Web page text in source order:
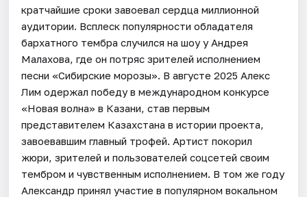
кратчайшие сроки завоевал сердца миллионной
аудитории. Всплеск популярности обладателя
бархатного тембра случился на шоу у Андрея
Малахова, где он потряс зрителей исполнением
песни «Сибирские морозы». В августе 2025 Алекс
Лим одержал победу в международном конкурсе
«Новая волна» в Казани, став первым
представителем Казахстана в истории проекта,
завоевавшим главный трофей. Артист покорил
жюри, зрителей и пользователей соцсетей своим
тембром и чувственным исполнением. В том же году
Александр принял участие в популярном вокальном